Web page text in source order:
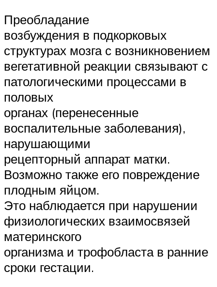
Преобладание
возбуждения в подкорковых
структурах мозга с возникновением
вегетативной реакции связывают с
патологическими процессами в
половых
органах (перенесенные
воспалительные заболевания),
нарушающими
рецепторный аппарат матки.
Возможно также его повреждение
плодным яйцом.
Это наблюдается при нарушении
физиологических взаимосвязей
материнского
организма и трофобласта в ранние
сроки гестации.